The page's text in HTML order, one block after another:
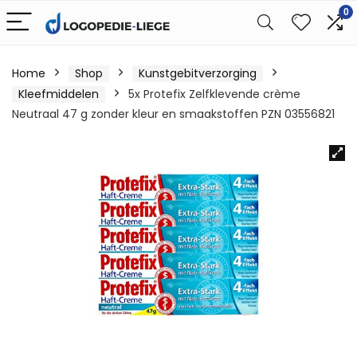
0
Home Shop
Kunstgebitverzorging
Kleefmiddelen
5x Protefix Zelfklevende crème
Neutraal 47 g zonder kleur en smaakstoffen PZN 03556821